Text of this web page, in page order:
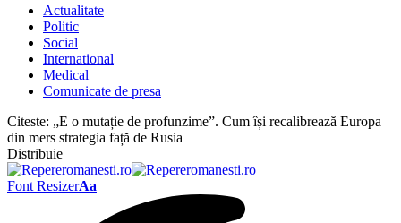
Actualitate
Politic
Social
International
Medical
Comunicate de presa
Citeste: „E o mutație de profunzime”. Cum își recalibrează Europa
din mers strategia față de Rusia
Distribuie
Font ResizerAa